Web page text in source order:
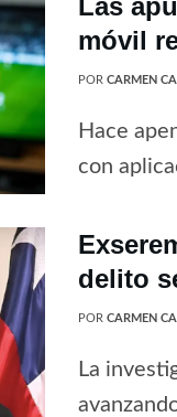
móvil
POR CARMEN
Hace
con
delito
POR CARMEN
La